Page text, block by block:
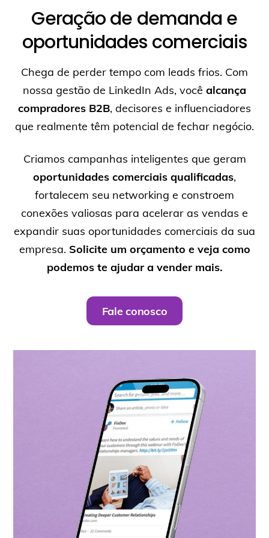
Geração de demanda e
oportunidades comerciais
Chega de perder tempo com leads frios. Com
nossa gestão de LinkedIn Ads, você alcança
compradores B2B, decisores e influenciadores
que realmente têm potencial de fechar negócio.
Criamos campanhas inteligentes que geram
oportunidades comerciais qualificadas,
fortalecem seu networking e constroem
conexões valiosas para acelerar as vendas e
expandir suas oportunidades comerciais da sua
empresa. Solicite um orçamento e veja como
podemos te ajudar a vender mais.
Fale conosco